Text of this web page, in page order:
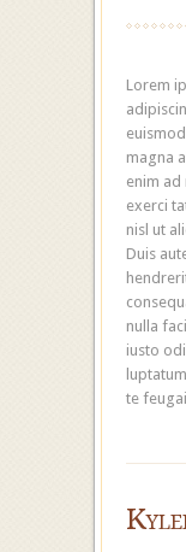
Lorem
magna
enim ad
exerci
nisl ut
Duis
nulla
iusto
te